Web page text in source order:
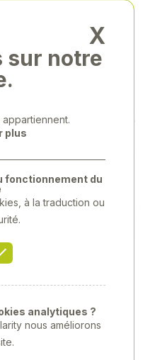
X
sur notre
plus
fonctionnement du
à la traduction ou
analytiques ?
nous améliorons